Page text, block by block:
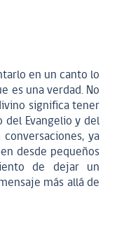
en un canto lo
es una verdad. No
significa tener
del Evangelio y del
ya
desde pequeños
de dejar un
más allá de